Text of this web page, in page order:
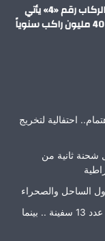
وزير الطيران: مشروع مبني الركاب رقم «4» يأتي
احتفالية لتخريج
شحنة ثانية من
الساحل والصحراء
ميناء_دمياط استقبل خلال الـ 24 ساعة الماضية عدد 13 سفينة .. بينما